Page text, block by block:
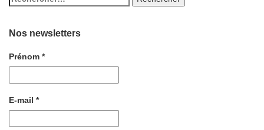
Nos newsletters
Prénom *
E-mail *